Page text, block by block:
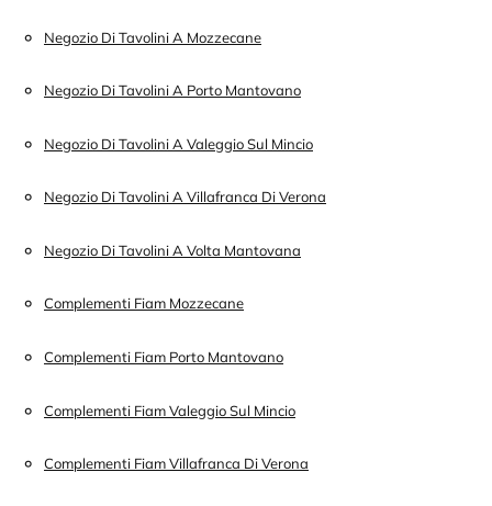
Negozio Di Tavolini A Mozzecane
Negozio Di Tavolini A Porto Mantovano
Negozio Di Tavolini A Valeggio Sul Mincio
Negozio Di Tavolini A Villafranca Di Verona
Negozio Di Tavolini A Volta Mantovana
Complementi Fiam Mozzecane
Complementi Fiam Porto Mantovano
Complementi Fiam Valeggio Sul Mincio
Complementi Fiam Villafranca Di Verona